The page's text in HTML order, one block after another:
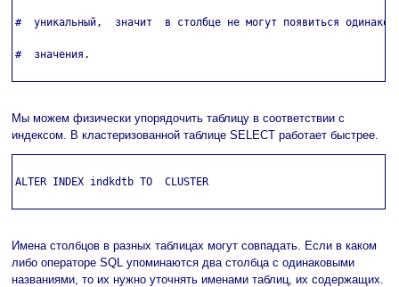
#  уникальный,  значит  в столбце не могут появиться
#  значения.
Мы можем физически упорядочить таблицу в соответствии с
индексом. В кластеризованной таблице SELECT работает быстрее.
ALTER INDEX indkdtb TO  CLUSTER
Имена столбцов в разных таблицах могут совпадать. Если в каком
либо операторе SQL упоминаются два столбца с одинаковыми
названиями, то их нужно уточнять именами таблиц, их содержащих.